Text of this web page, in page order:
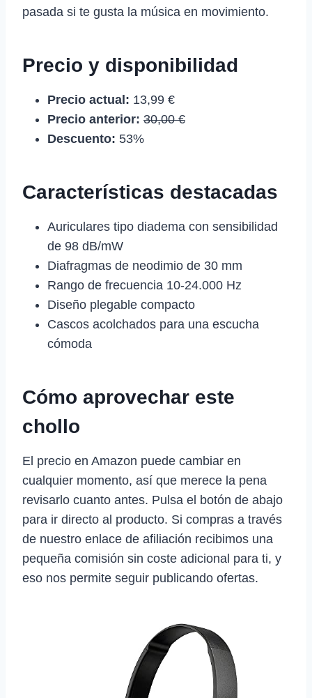
pasada si te gusta la música en movimiento.
Precio y disponibilidad
Precio actual: 13,99 €
Precio anterior: 30,00 €
Descuento: 53%
Características destacadas
Auriculares tipo diadema con sensibilidad
de 98 dB/mW
Diafragmas de neodimio de 30 mm
Rango de frecuencia 10-24.000 Hz
Diseño plegable compacto
Cascos acolchados para una escucha
cómoda
Cómo aprovechar este
chollo
El precio en Amazon puede cambiar en
cualquier momento, así que merece la pena
revisarlo cuanto antes. Pulsa el botón de abajo
para ir directo al producto. Si compras a través
de nuestro enlace de afiliación recibimos una
pequeña comisión sin coste adicional para ti, y
eso nos permite seguir publicando ofertas.